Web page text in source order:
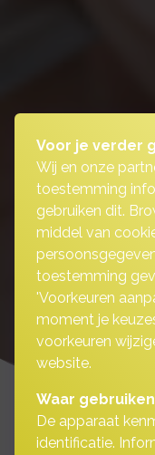
Voor je verder
Wij en onze
toestemming
gebruiken dit.
middel van
toestemming
'Voorkeuren
moment je
voorkeuren
website.
Waar
De apparaat
identificatie.